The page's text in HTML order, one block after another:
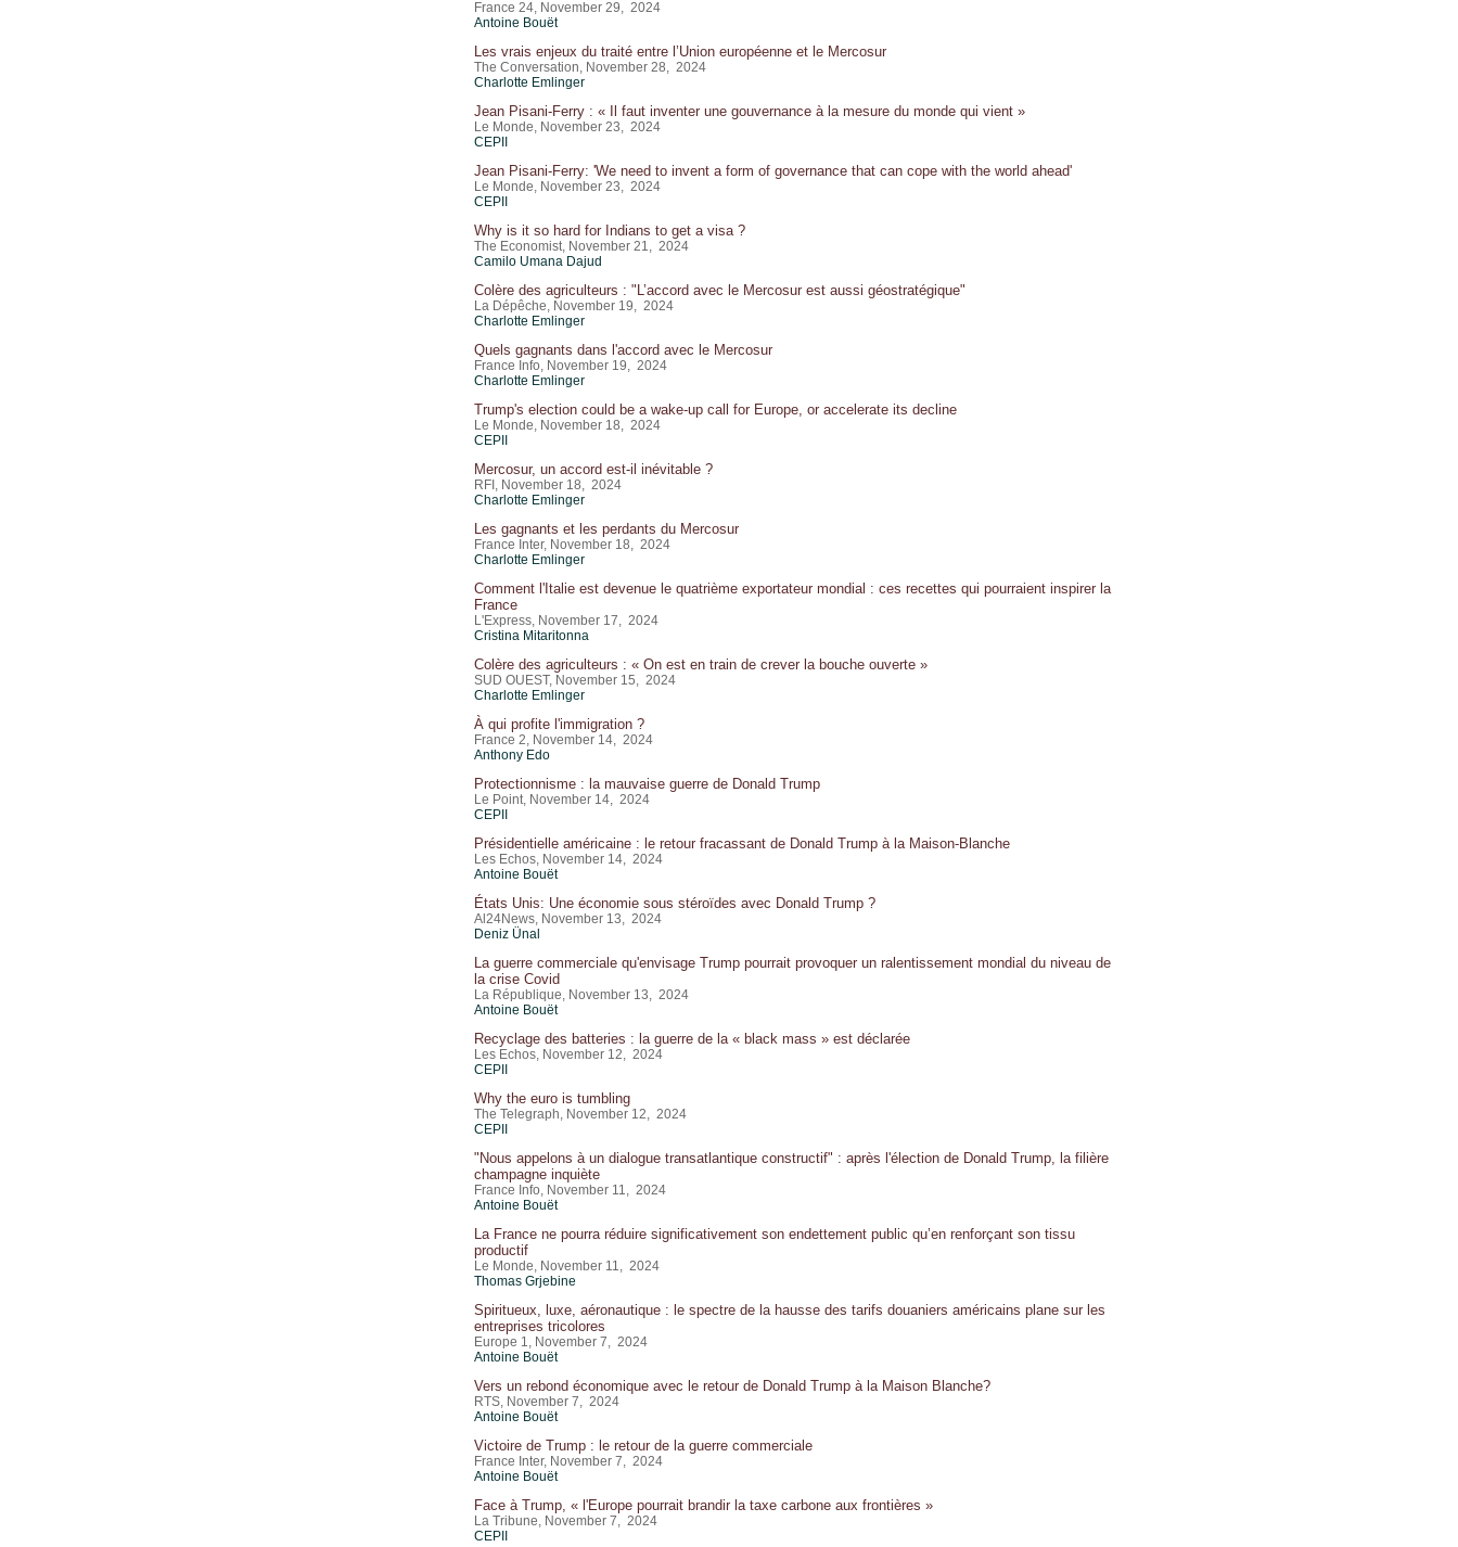
France 24, November 29, 2024
Antoine Bouët
Les vrais enjeux du traité entre l’Union européenne et le Mercosur
The Conversation, November 28, 2024
Charlotte Emlinger
Jean Pisani-Ferry : « Il faut inventer une gouvernance à la mesure du monde qui vient »
Le Monde, November 23, 2024
CEPII
Jean Pisani-Ferry: 'We need to invent a form of governance that can cope with the world ahead'
Le Monde, November 23, 2024
CEPII
Why is it so hard for Indians to get a visa ?
The Economist, November 21, 2024
Camilo Umana Dajud
Colère des agriculteurs : "L’accord avec le Mercosur est aussi géostratégique"
La Dépêche, November 19, 2024
Charlotte Emlinger
Quels gagnants dans l'accord avec le Mercosur
France Info, November 19, 2024
Charlotte Emlinger
Trump's election could be a wake-up call for Europe, or accelerate its decline
Le Monde, November 18, 2024
CEPII
Mercosur, un accord est-il inévitable ?
RFI, November 18, 2024
Charlotte Emlinger
Les gagnants et les perdants du Mercosur
France Inter, November 18, 2024
Charlotte Emlinger
Comment l'Italie est devenue le quatrième exportateur mondial : ces recettes qui pourraient inspirer la
France
L'Express, November 17, 2024
Cristina Mitaritonna
Colère des agriculteurs : « On est en train de crever la bouche ouverte »
SUD OUEST, November 15, 2024
Charlotte Emlinger
À qui profite l'immigration ?
France 2, November 14, 2024
Anthony Edo
Protectionnisme : la mauvaise guerre de Donald Trump
Le Point, November 14, 2024
CEPII
Présidentielle américaine : le retour fracassant de Donald Trump à la Maison-Blanche
Les Echos, November 14, 2024
Antoine Bouët
États Unis: Une économie sous stéroïdes avec Donald Trump ?
Al24News, November 13, 2024
Deniz Ünal
La guerre commerciale qu'envisage Trump pourrait provoquer un ralentissement mondial du niveau de
la crise Covid
La République, November 13, 2024
Antoine Bouët
Recyclage des batteries : la guerre de la « black mass » est déclarée
Les Echos, November 12, 2024
CEPII
Why the euro is tumbling
The Telegraph, November 12, 2024
CEPII
"Nous appelons à un dialogue transatlantique constructif" : après l'élection de Donald Trump, la filière
champagne inquiète
France Info, November 11, 2024
Antoine Bouët
La France ne pourra réduire significativement son endettement public qu’en renforçant son tissu
productif
Le Monde, November 11, 2024
Thomas Grjebine
Spiritueux, luxe, aéronautique : le spectre de la hausse des tarifs douaniers américains plane sur les
entreprises tricolores
Europe 1, November 7, 2024
Antoine Bouët
Vers un rebond économique avec le retour de Donald Trump à la Maison Blanche?
RTS, November 7, 2024
Antoine Bouët
Victoire de Trump : le retour de la guerre commerciale
France Inter, November 7, 2024
Antoine Bouët
Face à Trump, « l'Europe pourrait brandir la taxe carbone aux frontières »
La Tribune, November 7, 2024
CEPII